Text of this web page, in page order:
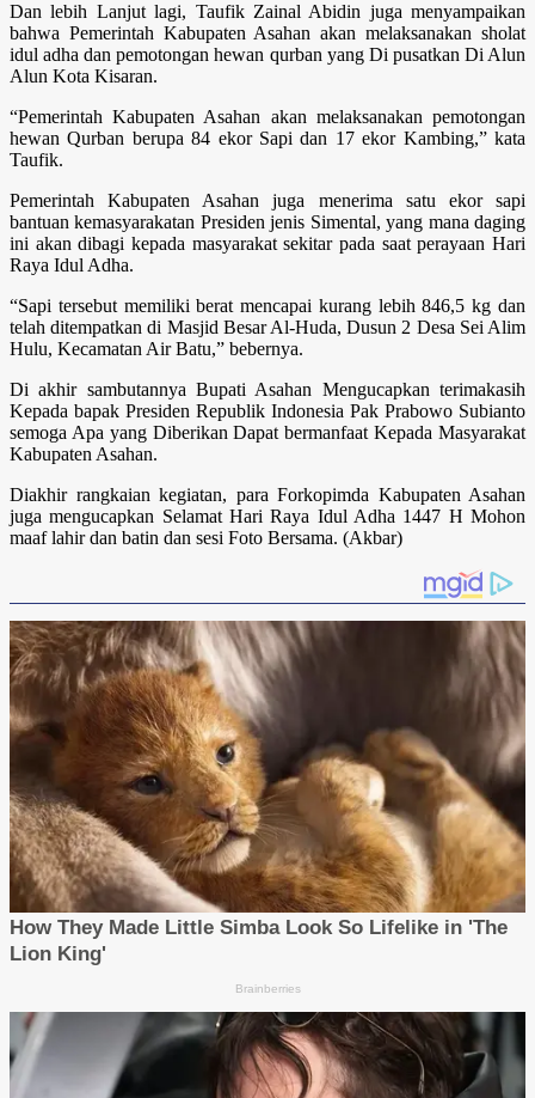
Dan lebih Lanjut lagi, Taufik Zainal Abidin juga menyampaikan
bahwa Pemerintah Kabupaten Asahan akan melaksanakan sholat
idul adha dan pemotongan hewan qurban yang Di pusatkan Di Alun
Alun Kota Kisaran.
“Pemerintah Kabupaten Asahan akan melaksanakan pemotongan
hewan Qurban berupa 84 ekor Sapi dan 17 ekor Kambing,” kata
Taufik.
Pemerintah Kabupaten Asahan juga menerima satu ekor sapi
bantuan kemasyarakatan Presiden jenis Simental, yang mana daging
ini akan dibagi kepada masyarakat sekitar pada saat perayaan Hari
Raya Idul Adha.
“Sapi tersebut memiliki berat mencapai kurang lebih 846,5 kg dan
telah ditempatkan di Masjid Besar Al-Huda, Dusun 2 Desa Sei Alim
Hulu, Kecamatan Air Batu,” bebernya.
Di akhir sambutannya Bupati Asahan Mengucapkan terimakasih
Kepada bapak Presiden Republik Indonesia Pak Prabowo Subianto
semoga Apa yang Diberikan Dapat bermanfaat Kepada Masyarakat
Kabupaten Asahan.
Diakhir rangkaian kegiatan, para Forkopimda Kabupaten Asahan
juga mengucapkan Selamat Hari Raya Idul Adha 1447 H Mohon
maaf lahir dan batin dan sesi Foto Bersama. (Akbar)